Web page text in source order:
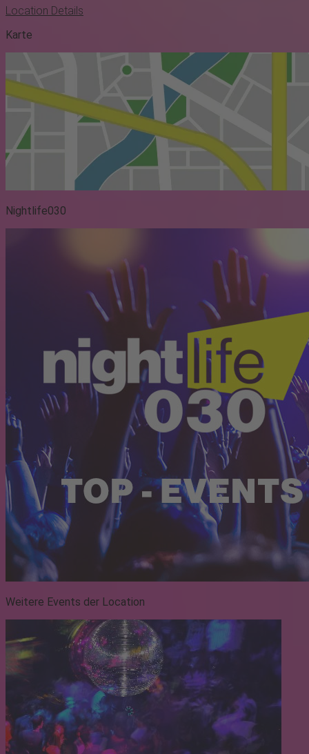
Location Details
Karte
Nightlife030
Weitere Events der Location